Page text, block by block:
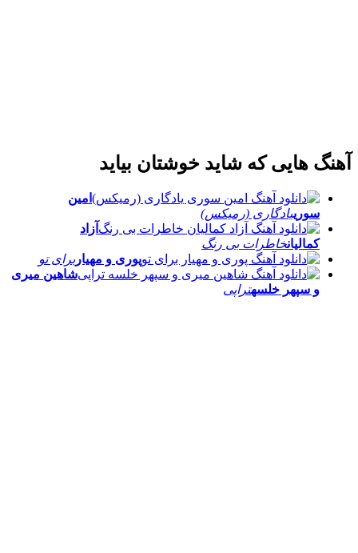
آهنگ هایی که شاید خوشتان بیاید
امین
سورییادگاری (رمیکس)
آزاد
کمالیانخاطرات بی رنگ
پوری و مهیاربرای تو
شاهین میری
و سپهر خلسهتراپی